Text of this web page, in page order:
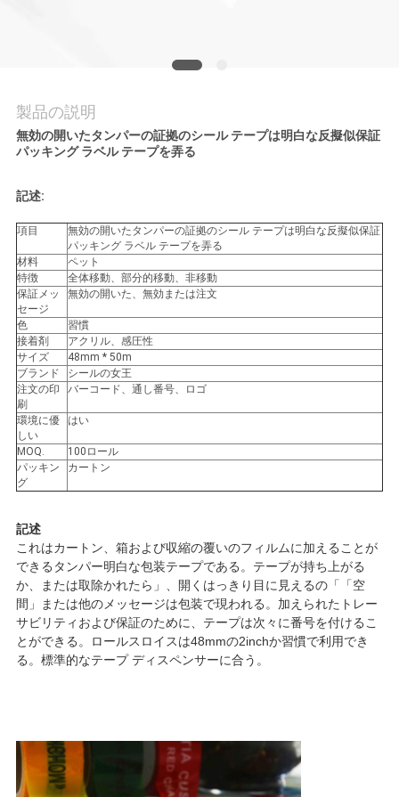
な
さ
い
引
用
を
要
求
し
な
い
地
図
ラ
イ
製品の説明
無効の開いたタンパーの証拠のシール テープは明白な反擬似保証
パッキング ラベル テープを弄る
記述:
項目
無効の開いたタンパーの証拠のシール テープは明白な反擬似保証
パッキング ラベル テープを弄る
材料
ペット
特徴
全体移動、部分的移動、非移動
保証メッ
セージ
無効の開いた、無効または注文
色
習慣
接着剤
アクリル、感圧性
サイズ
48mm * 50m
ブランド
シールの女王
注文の印
刷
バーコード、通し番号、ロゴ
環境に優
しい
はい
MOQ.
100ロール
パッキン
グ
カートン
記述
これはカートン、箱および収縮の覆いのフィルムに加えることが
できるタンパー明白な包装テープである。テープが持ち上がる
か、または取除かれたら」、開くはっきり目に見えるの「「空
間」または他のメッセージは包装で現われる。加えられたトレー
サビリティおよび保証のために、テープは次々に番号を付けるこ
とができる。ロールスロイスは48mmの2inchか習慣で利用でき
る。標準的なテープ ディスペンサーに合う。